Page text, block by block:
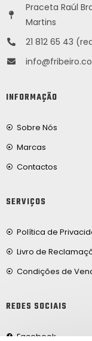
Praceta Raúl
Martins
21 812 65 43
INFORMAÇÃO
Sobre Nós
Marcas
Contactos
SERVIÇOS
Política de
Livro de
Condições de
REDES SOCIAIS
Facebook